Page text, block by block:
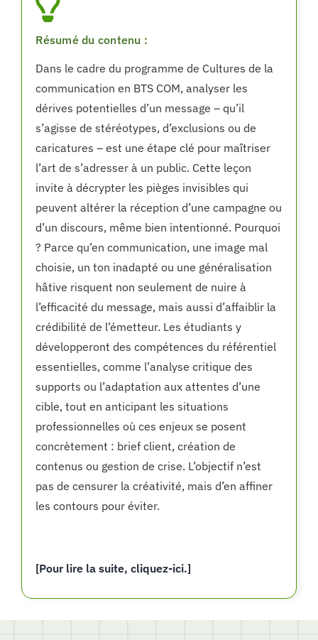
Résumé du contenu :
Dans le cadre du programme de Cultures de la
communication en BTS COM, analyser les
dérives potentielles d’un message – qu’il
s’agisse de stéréotypes, d’exclusions ou de
caricatures – est une étape clé pour maîtriser
l’art de s’adresser à un public. Cette leçon
invite à décrypter les pièges invisibles qui
peuvent altérer la réception d’une campagne ou
d’un discours, même bien intentionné. Pourquoi
? Parce qu’en communication, une image mal
choisie, un ton inadapté ou une généralisation
hâtive risquent non seulement de nuire à
l’efficacité du message, mais aussi d’affaiblir la
crédibilité de l’émetteur. Les étudiants y
développeront des compétences du référentiel
essentielles, comme l’analyse critique des
supports ou l’adaptation aux attentes d’une
cible, tout en anticipant les situations
professionnelles où ces enjeux se posent
concrètement : brief client, création de
contenus ou gestion de crise. L’objectif n’est
pas de censurer la créativité, mais d’en affiner
les contours pour éviter.
[Pour lire la suite, cliquez-ici.]